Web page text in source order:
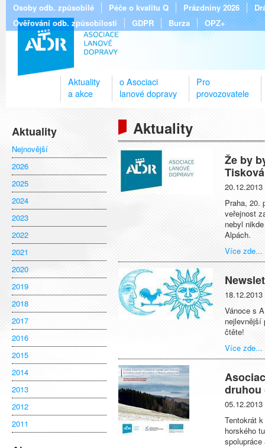
Osoby odb. způsobilé Péče o kvalitu Q Prázdniny 2026
Ověřování odb. způsobilosti
GDPR Burza OPZ+
Aktuality
a akce
o Asociaci
lanové dopravy
Pro
provozovatele
Aktuality
Nejnovější
2026
2025
2024
2023
2022
2021
2020
2019
2018
2017
2016
2015
2014
2013
2012
2011
Aktuality
Že by
20.12.2013
Praha, 20.
veřejnost
nebyl
Alpách.
Více zde...
18.12.2013
Vánoce s
nejlevnější
čtěte!
Více zde...
druhou
05.12.2013
Tentokrát
horského
spolupráce